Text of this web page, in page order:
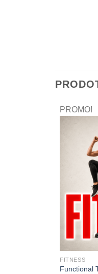
PROMO!
FITNESS
Functional